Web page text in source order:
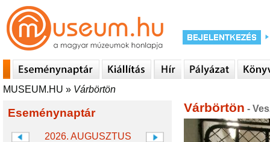
MUSEUM.HU » Várbörtön
Eseménynaptár
2026. AUGUSZTUS
Várbörtön -